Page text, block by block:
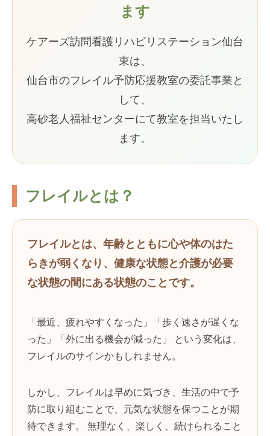
ます
ケアーズ訪問看護リハビリステーション仙台
東は、
仙台市のフレイル予防応援教室の委託事業と
して、
高砂老人福祉センターにて教室を担当いたし
ます。
フレイルとは？
フレイルとは、年齢とともに心や体のはた
らきが弱くなり、健康な状態と介護が必要
な状態の間にある状態のことです。
「最近、疲れやすくなった」「歩く速さが遅くな
った」「外に出る機会が減った」 という変化は、
フレイルのサインかもしれません。
しかし、フレイルは早めに気づき、生活の中で予
防に取り組むことで、元気な状態を保つことが期
待できます。 無理なく、楽しく、続けられること